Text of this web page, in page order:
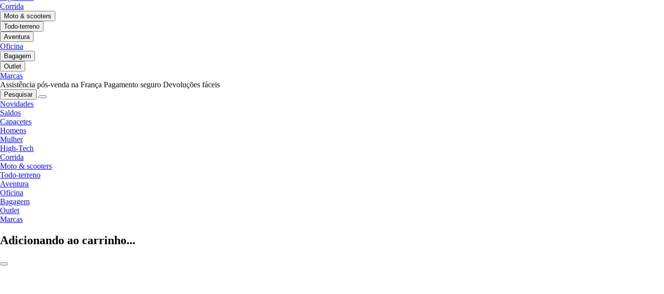
Corrida
Moto & scooters
Todo-terreno
Aventura
Oficina
Bagagem
Outlet
Marcas
Assistência pós-venda na França Pagamento seguro Devoluções fáceis
Pesquisar
Novidades
Saldos
Capacetes
Homens
Mulher
High-Tech
Corrida
Moto & scooters
Todo-terreno
Aventura
Oficina
Bagagem
Outlet
Marcas
Adicionando ao carrinho...